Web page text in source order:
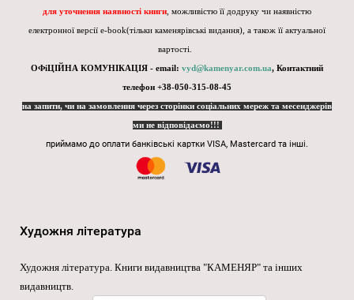
для уточнення наявності книги , можливістю її додруку чи наявністю
електронної версії e-book(тільки каменярівські видання), а також її актуальної
вартості.
ОФіЦІЙНА КОМУНІКАЦІЯ - email: vyd@kamenyar.com.ua, Контактний
телефон +38-050-315-08-45
на запити, чи на замовлення через сторінки соціальних мереж та месенджерів
ми не відповідаємо!!!
приймамо до оплати банківські картки VISA, Mastercard та інші.
Художня література
Художня література. Книги видавництва "КАМЕНЯР" та інших
видавництв.